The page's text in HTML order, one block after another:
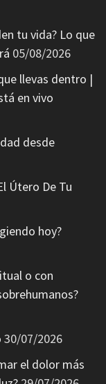
tu vida? Lo que
05/08/2026
llevas dentro |
en vivo
desde
Útero De Tu
hoy?
o con
30/07/2026
el dolor más